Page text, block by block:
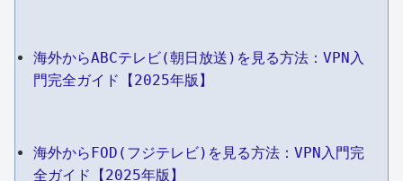
海外からABCテレビ(朝日放送)を見る方法：VPN入
門完全ガイド【2025年版】
海外からFOD(フジテレビ)を見る方法：VPN入門完
全ガイド【2025年版】